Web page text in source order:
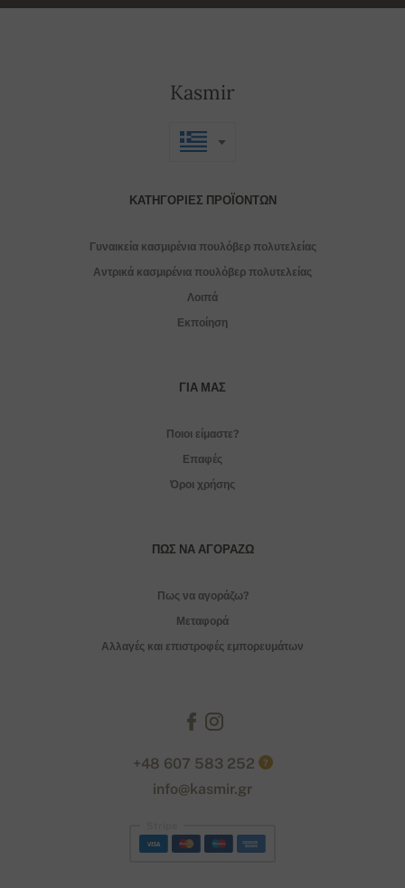
Kasmir
ΚΑΤΗΓΟΡΊΕΣ ΠΡΟΪΌΝΤΩΝ
Γυναικεία κασμιρένια πουλόβερ πολυτελείας
Αντρικά κασμιρένια πουλόβερ πολυτελείας
Λοιπά
Εκποίηση
ΓΙΑ ΜΑΣ
Ποιοι είμαστε?
Επαφές
Όροι χρήσης
ΠΏΣ ΝΑ ΑΓΟΡΆΖΩ
Πως να αγοράζω?
Μεταφορά
Αλλαγές και επιστροφές εμπορευμάτων
+48 607 583 252 ?
info@kasmir.gr